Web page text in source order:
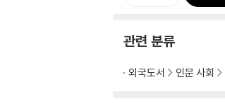
관련 분류
외국도서 인문 사회